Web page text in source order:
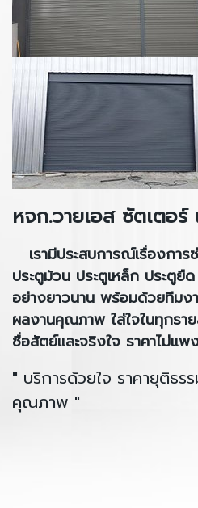
หจก.วายเอส ซัตเตอ
เรามีประสบการณ์เรื่องกา
ประตูม้วน ประตูเหล็ก ประตูยื
อย่างยาวนาน พร้อมด้วยทีม
ผลงานคุณภาพ ใส่ใจในทุกรา
ซื่อสัตย์และจริงใจ ราคาไม่แพ
" บริการด้วยใจ ราคายุติธร
คุณภาพ "